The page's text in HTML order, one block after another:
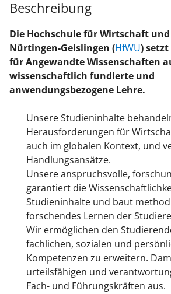
Beschreibung
Die Hochschule für Wirtschaft
Nürtingen-Geislingen (HfWU)setzt
für Angewandte Wissenschaften
wissenschaftlich fundierte und
anwendungsbezogene Lehre.
Unsere Studieninhalte
Herausforderungen für
auch im globalen Kontext, und
Handlungsansätze.
Unsere anspruchsvolle,
garantiert die
Studieninhalte und baut
forschendes Lernen der
Wir ermöglichen den
fachlichen, sozialen und
Kompetenzen zu erweitern.
urteilsfähigen und
Fach- und Führungskräften aus.